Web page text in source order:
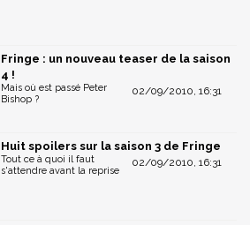
Fringe : un nouveau teaser de la saison
4 !
02/09/2010, 16:31
Mais où est passé Peter
Bishop ?
Huit spoilers sur la saison 3 de Fringe
02/09/2010, 16:31
Tout ce à quoi il faut
s'attendre avant la reprise